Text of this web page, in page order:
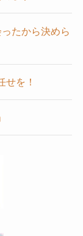
たから決めら
を！